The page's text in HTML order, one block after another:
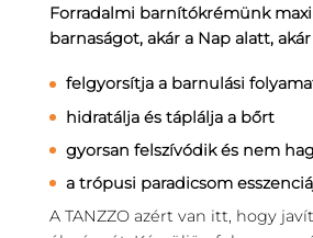
Forradalmi barnítókrémünk
barnaságot, akár a Nap alatt,
felgyorsítja a barnulási
hidratálja és táplálja a bőrt
gyorsan felszívódik és nem
a trópusi paradicsom
A TANZZO azért van itt, hogy